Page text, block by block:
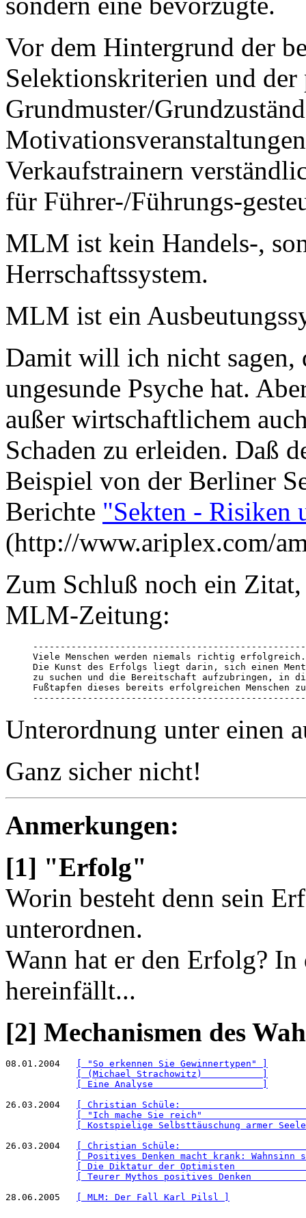
Vor dem Hintergrund der
Selektionskriterien und
Grundmuster/
Verkaufstrainern
für Führer-/Führungs-
MLM ist kein Handels-,
Herrschaftssystem.
MLM ist ein
Damit will ich nicht sagen,
ungesunde Psyche hat.
außer wirtschaftlichem
Schaden zu erleiden. Daß
Beispiel von der Berliner
Berichte "Sekten - Risiken
(http://www.ariplex.com/
Zum Schluß noch ein
MLM-Zeitung:
Viele Menschen werden niemals richtig
Die Kunst des Erfolgs liegt darin, sich einen
zu suchen und die Bereitschaft aufzubringen, in
Fußtapfen dieses bereits erfolgreichen Menschen
Unterordnung unter einen
Ganz sicher nicht!
Anmerkungen:
[1] "Erfolg"
Worin besteht denn sein
unterordnen.
Wann hat er den Erfolg?
hereinfällt...
[2] Mechanismen des
08.01.2004
[ "So erkennen Sie Gewinnertypen" ]
[ (Michael Strachowitz)           ]
[ Eine Analyse                    ]
26.03.2004
[ Christian Schüle:
[ "Ich mache Sie reich"
[ Kostspielige Selbsttäuschung armer
26.03.2004
[ Christian Schüle:
[ Positives Denken macht krank:
[ Die Diktatur der Optimisten
[ Teurer Mythos positives Denken
28.06.2005
[ MLM: Der Fall Karl Pilsl ]